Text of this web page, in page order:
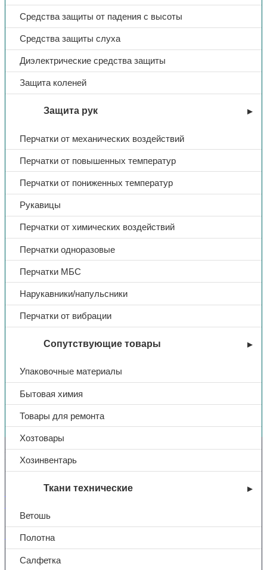
Средства защиты от падения с высоты
Средства защиты слуха
Диэлектрические средства защиты
Защита коленей
Защита рук
Перчатки от механических воздействий
Перчатки от повышенных температур
Перчатки от пониженных температур
Рукавицы
Перчатки от химических воздействий
Перчатки одноразовые
Перчатки МБС
Нарукавники/напульсники
Перчатки от вибрации
Сопутствующие товары
Упаковочные материалы
Бытовая химия
Товары для ремонта
Хозтовары
Хозинвентарь
Ткани технические
Ветошь
Полотна
Салфетка
Вы недавно смотрели
Контакты
+7 (831) 214-01-31
101@adk52.ru